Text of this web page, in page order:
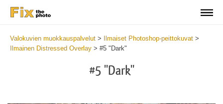
Valokuvien muokkauspalvelut > Ilmaiset Photoshop-peittokuvat >
Ilmainen Distressed Overlay > #5 "Dark"
#5 "Dark"